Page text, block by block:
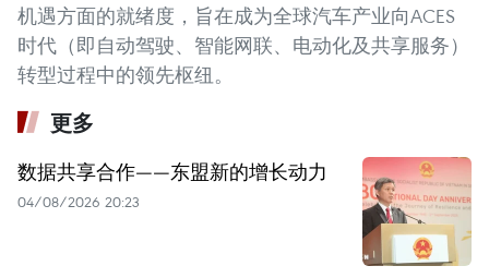
机遇方面的就绪度，旨在成为全球汽车产业向ACES
时代（即自动驾驶、智能网联、电动化及共享服务）
转型过程中的领先枢纽。
更多
数据共享合作——东盟新的增长动力
04/08/2026 20:23